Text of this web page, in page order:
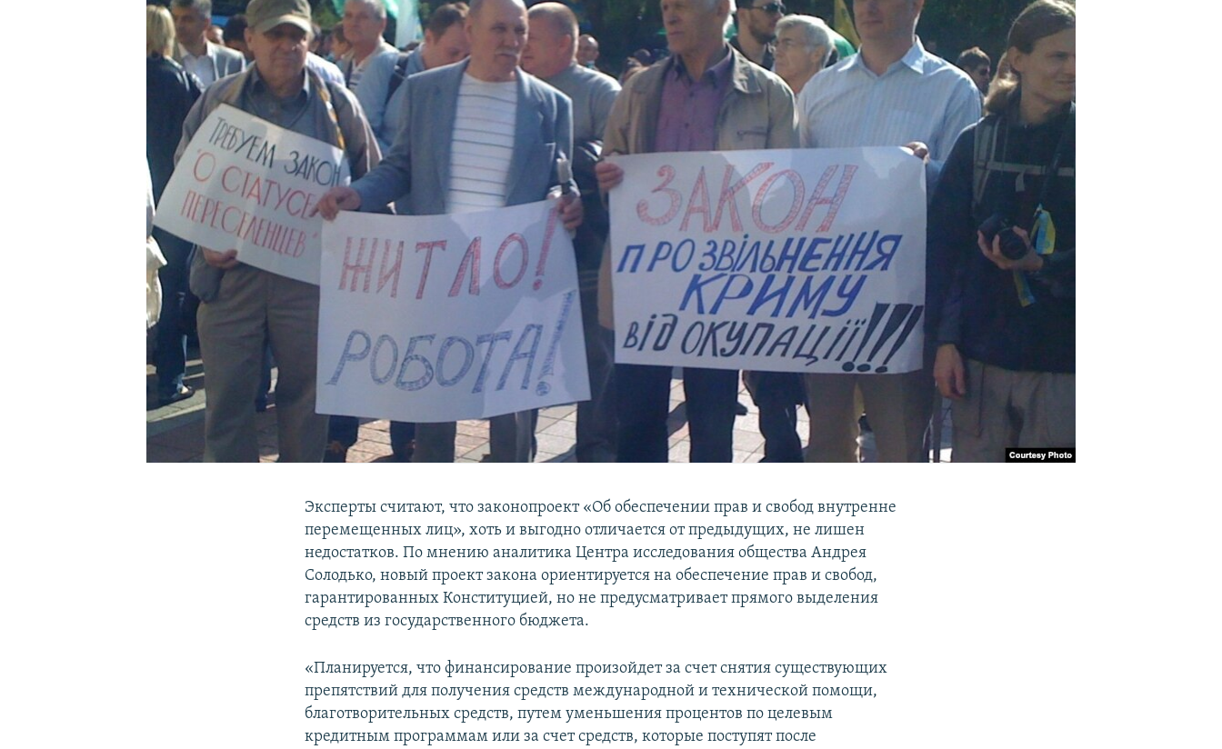
УКРАИНСКАЯ ПРОБЛЕМА КРЫМА
Эксперты считают, что законопроект «Об обеспечении прав и свобод внутренне
перемещенных лиц», хоть и выгодно отличается от предыдущих, не лишен
недостатков. По мнению аналитика Центра исследования общества Андрея
Солодько, новый проект закона ориентируется на обеспечение прав и свобод,
гарантированных Конституцией, но не предусматривает прямого выделения
средств из государственного бюджета.
«Планируется, что финансирование произойдет за счет снятия существующих
препятствий для получения средств международной и технической помощи,
благотворительных средств, путем уменьшения процентов по целевым
кредитным программам или за счет средств, которые поступят после